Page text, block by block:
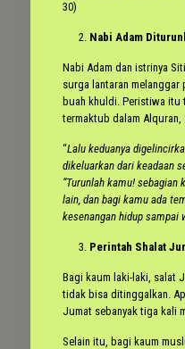
30)
Nabi Adam
Nabi Adam dan istrinya
surga lantaran melanggar
buah khuldi. Peristiwa itu
termaktub dalam Alquran,
“Lalu keduanya
dikeluarkan dari keadaan
“Turunlah kamu! sebagian
lain, dan bagi kamu ada
kesenangan hidup sampai
Perintah Shalat
Bagi kaum laki-laki, salat
tidak bisa ditinggalkan.
Jumat sebanyak tiga kali
Selain itu, bagi kaum